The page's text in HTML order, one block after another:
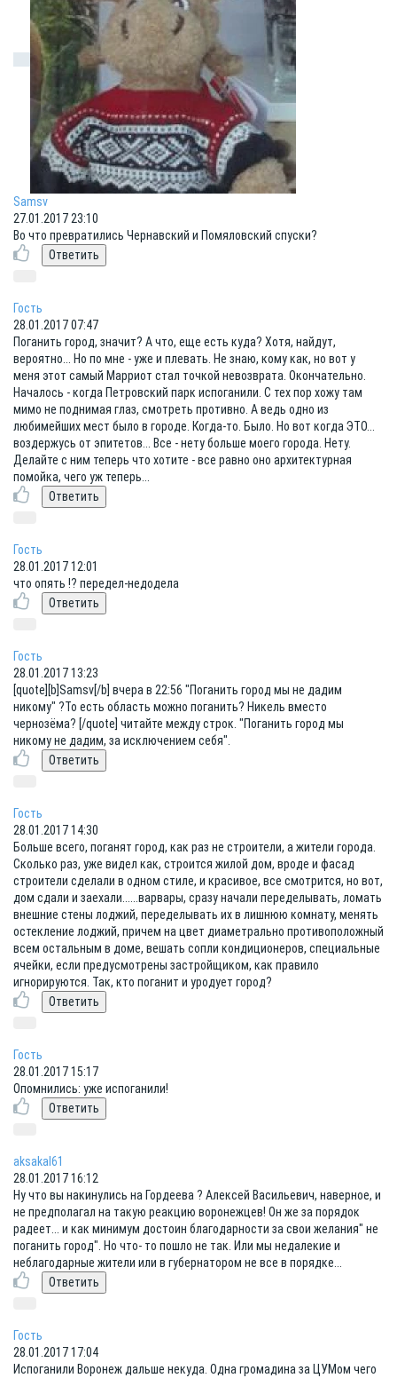
Samsv
27.01.2017 23:10
Во что превратились Чернавский и Помяловский спуски?
Гость
28.01.2017 07:47
Поганить город, значит? А что, еще есть куда? Хотя, найдут,
вероятно... Но по мне - уже и плевать. Не знаю, кому как, но вот у
меня этот самый Марриот стал точкой невозврата. Окончательно.
Началось - когда Петровский парк испоганили. С тех пор хожу там
мимо не поднимая глаз, смотреть противно. А ведь одно из
любимейших мест было в городе. Когда-то. Было. Но вот когда ЭТО...
воздержусь от эпитетов... Все - нету больше моего города. Нету.
Делайте с ним теперь что хотите - все равно оно архитектурная
помойка, чего уж теперь...
Гость
28.01.2017 12:01
что опять !? передел-недодела
Гость
28.01.2017 13:23
[quote][b]Samsv[/b] вчера в 22:56 "Поганить город мы не дадим
никому" ?То есть область можно поганить? Никель вместо
чернозёма? [/quote] читайте между строк. "Поганить город мы
никому не дадим, за исключением себя".
Гость
28.01.2017 14:30
Больше всего, поганят город, как раз не строители, а жители города.
Сколько раз, уже видел как, строится жилой дом, вроде и фасад
строители сделали в одном стиле, и красивое, все смотрится, но вот,
дом сдали и заехали......варвары, сразу начали переделывать, ломать
внешние стены лоджий, переделывать их в лишнюю комнату, менять
остекление лоджий, причем на цвет диаметрально противоположный
всем остальным в доме, вешать сопли кондиционеров, специальные
ячейки, если предусмотрены застройщиком, как правило
игнорируются. Так, кто поганит и уродует город?
Гость
28.01.2017 15:17
Опомнились: уже испоганили!
aksakal61
28.01.2017 16:12
Ну что вы накинулись на Гордеева ? Алексей Васильевич, наверное, и
не предполагал на такую реакцию воронежцев! Он же за порядок
радеет... и как минимум достоин благодарности за свои желания" не
поганить город". Но что- то пошло не так. Или мы недалекие и
неблагодарные жители или в губернатором не все в порядке...
Гость
28.01.2017 17:04
Испоганили Воронеж дальше некуда. Одна громадина за ЦУМом чего